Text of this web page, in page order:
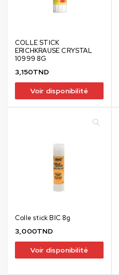
COLLE STICK
ERICHKRAUSE CRYSTAL
10999 8G
3,150TND
Voir disponibilité
Colle stick BIC 8g
3,000TND
Voir disponibilité